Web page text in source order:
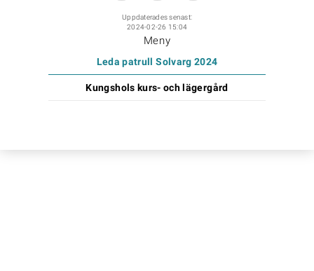
Uppdaterades senast:
2024-02-26 15:04
Meny
Leda patrull Solvarg 2024
Kungshols kurs- och lägergård